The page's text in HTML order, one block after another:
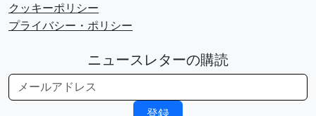
クッキーポリシー
プライバシー・ポリシー
ニュースレターの購読
登録